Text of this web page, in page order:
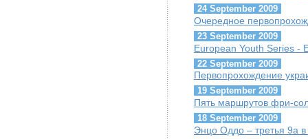
24 September 2009
Очередное
23 September 2009
European Youth Series -
22 September 2009
Первопрохождение
19 September 2009
Пять маршрутов фри-
18 September 2009
Энцо Оддо – третья 9a в